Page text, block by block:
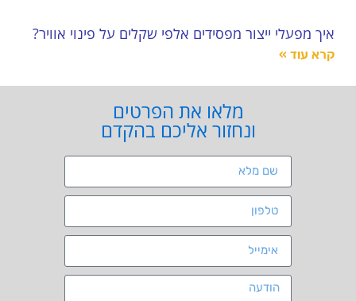
איך מפעלי ייצור מפסידים אלפי שקלים על פינוי אוויר?
קרא עוד »
מלאו את הפרטים
ונחזור אליכם בהקדם